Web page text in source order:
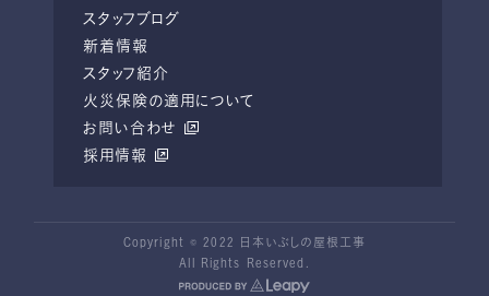
スタッフブログ
新着情報
スタッフ紹介
火災保険の適用について
お問い合わせ
採用情報
Copyright © 2022 日本いぶしの屋根工事
All Rights Reserved.